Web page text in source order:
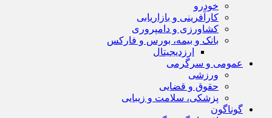
خودرو
کارآفرینی و بازاریابی
کشاورزی و دامپروری
بانک و بیمه، بورس و فارکس
ارزدیجیتال
عمومی و سرگرمی
ورزشی
حقوق و قضایی
پزشکی، سلامت و زیبایی
گوناگون